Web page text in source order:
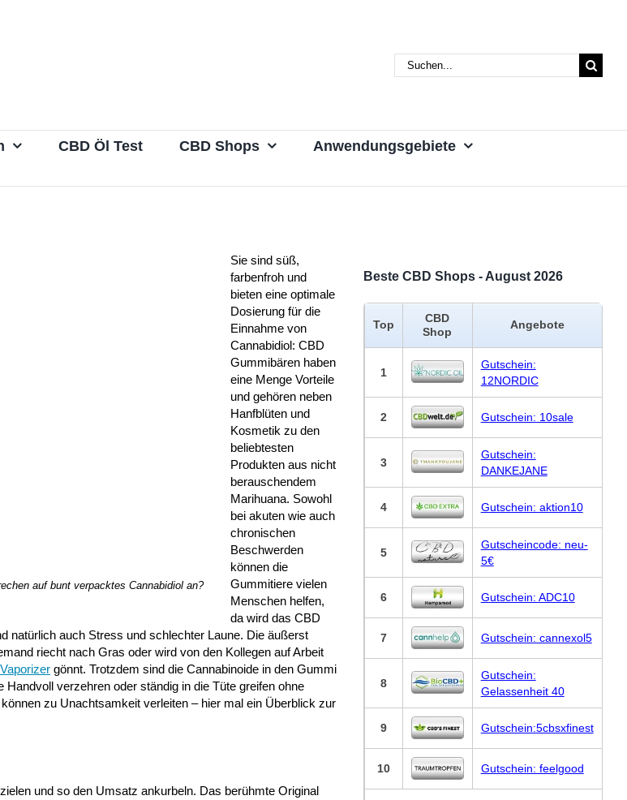
Suche
nach:
CBD Öl Test CBD Shops
Anwendungsgebiete
auf bunt verpacktes Cannabidiol an?
Sie sind süß,
farbenfroh und
bieten eine optimale
Dosierung für die
Einnahme von
Cannabidiol: CBD
Gummibären haben
eine Menge Vorteile
und gehören neben
Hanfblüten und
Kosmetik zu den
beliebtesten
Produkten aus nicht
berauschendem
Marihuana. Sowohl
bei akuten wie auch
chronischen
Beschwerden
können die
Gummitiere vielen
Menschen helfen,
da wird das CBD
natürlich auch Stress und schlechter Laune. Die äußerst
riecht nach Gras oder wird von den Kollegen auf Arbeit
gönnt. Trotzdem sind die Cannabinoide in den Gummi
verzehren oder ständig in die Tüte greifen ohne
zu Unachtsamkeit verleiten – hier mal ein Überblick zur
und so den Umsatz ankurbeln. Das berühmte Original
Beste CBD Shops - August 2026
Top
CBD
Shop
Angebote
1
Gutschein:
12NORDIC
2 Gutschein: 10sale
3
Gutschein:
DANKEJANE
4 Gutschein: aktion10
5
Gutscheincode: neu-
5€
6 Gutschein: ADC10
7 Gutschein: cannexol5
8
Gutschein:
Gelassenheit 40
9 Gutschein:5cbsxfinest
10 Gutschein: feelgood